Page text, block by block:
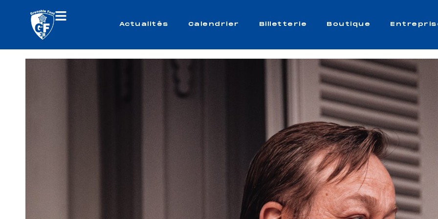
Actualités Calendrier Billetterie Boutique